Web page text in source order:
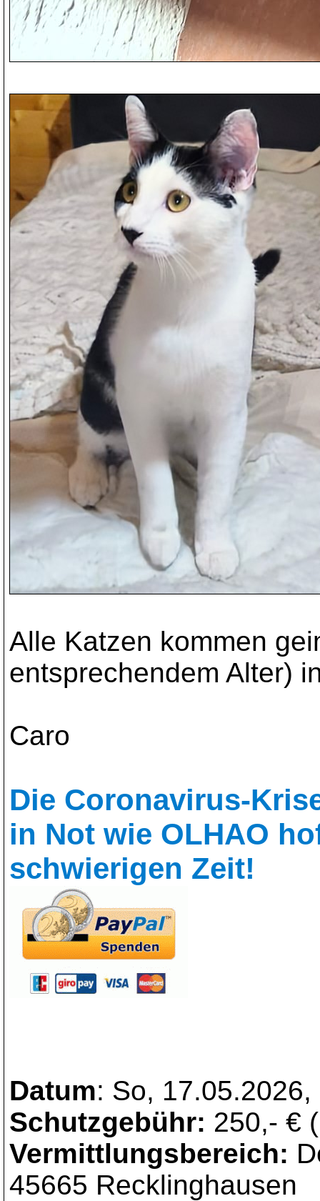
Alle Katzen kommen
entsprechendem Alter)
Caro
Die Coronavirus-
in Not wie OLHAO
schwierigen Zeit!
Datum: So,
Schutzgebühr: 250,- €
Vermittlungsbereich:
45665 Recklinghausen